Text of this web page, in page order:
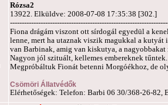
Rózsa2
13922. Elküldve: 2008-07-08 17:35:38 [302.]
Fiona drágám viszont ott sírdogál egyedül a
lenne, mert ha utaznak viszik magukkal a kutyát
van Barbinak, amig van kiskutya, a nagyobbakat
Nagyon jól szituált, kellemes embereknek tűntek.
Megpróbáltuk Fionát betenni Morgóékhoz, de
Csömöri Állatvédők
Elérhetőségek: Telefon: Barbi 06 30/368-26-82,